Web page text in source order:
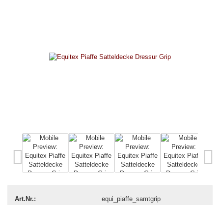
Art.Nr.:
equi_piaffe_samtgrip